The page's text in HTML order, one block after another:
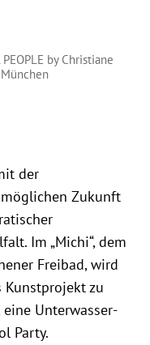
by Christiane
der
Zukunft
Im „Michi“, dem
Freibad, wird
zu
Unterwasser-
Party.